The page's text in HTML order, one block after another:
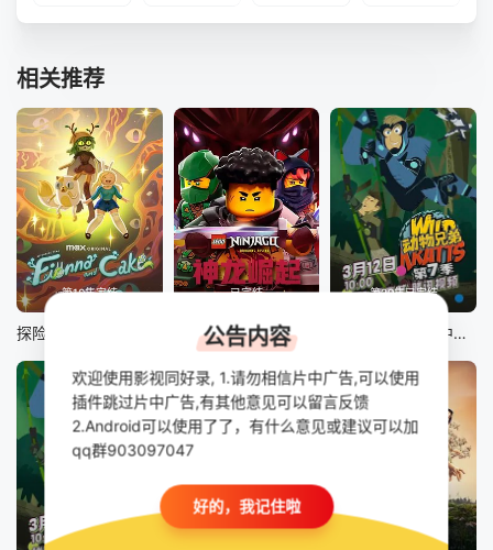
相关推荐
第10集完结 已完结
乐高幻影忍者：神龙崛起第三季
第20集已完结
动物兄弟第七季中文配音
公告内容
欢迎使用影视同好录, 1.请勿相信片中广告,可以使用
插件跳过片中广告,有其他意见可以留言反馈
2.Android可以使用了了，有什么意见或建议可以加
qq群903097047
好的，我记住啦